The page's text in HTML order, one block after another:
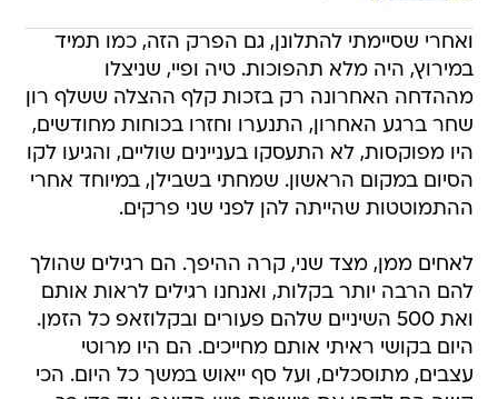
ואחרי שסיימתי להתלונן, גם הפרק הזה, כמו תמיד
במירוץ, היה מלא תהפוכות. טיה ופיי, שניצלו
מההדחה האחרונה רק בזכות קלף ההצלה ששלף רון
שחר ברגע האחרון, התנערו וחזרו בכוחות מחודשים,
היו מפוקסות, לא התעסקו בעניינים שוליים, והגיעו לקו
הסיום במקום הראשון. שמחתי בשבילן, במיוחד אחרי
ההתמוטטות שהייתה להן לפני שני פרקים.
לאחים ממן, מצד שני, קרה ההיפך. הם רגילים שהולך
להם הרבה יותר בקלות, ואנחנו רגילים לראות אותם
ואת 500 השיניים שלהם פעורים ובקלוזאפ כל הזמן.
היום בקושי ראיתי אותם מחייכים. הם היו מרוטי
עצבים, מתוסכלים, ועל סף ייאוש במשך כל היום. הכי